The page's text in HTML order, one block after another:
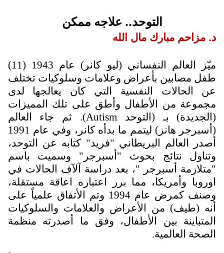
التوحد.. علاجه ممكن
د. مزاحم مبارك مال الله
ميّز العالم النفساني (ليو كانر) عام 1943 (11)
طفل مصابين بأعراض وعلامات وسلوكيات تختلف
عن الحالات النفسية التي كان يعالجها لدى
مجموعة من الأطفال وأطق على تلك المميزات
(الجديدة) بـ (التوحد Autism). ثم جاء العالم
(أسبرجر هانز) ليتمم ما بدأه كانر، وفي عام 1991
أصدر العالم البريطاني "فريد" كتابه عن التوحد،
وتناول نتائج بحوث "أسبرجر" وسميت باسم
"متلازمة أسبرجر "، بعد دراسة آلآف الحالات في
اوروبا وأمريكا، مما برر اعتباره اعاقة مستقلة،
وصنف كمرض عام 1994 وتم الأتفاق علمياً على
أنه (طيف) من الأعراض والعلامات والسلوكيات
المتباينة بين الأطفال، وفق ما أصدرته منظمة
الصحة العالمية.